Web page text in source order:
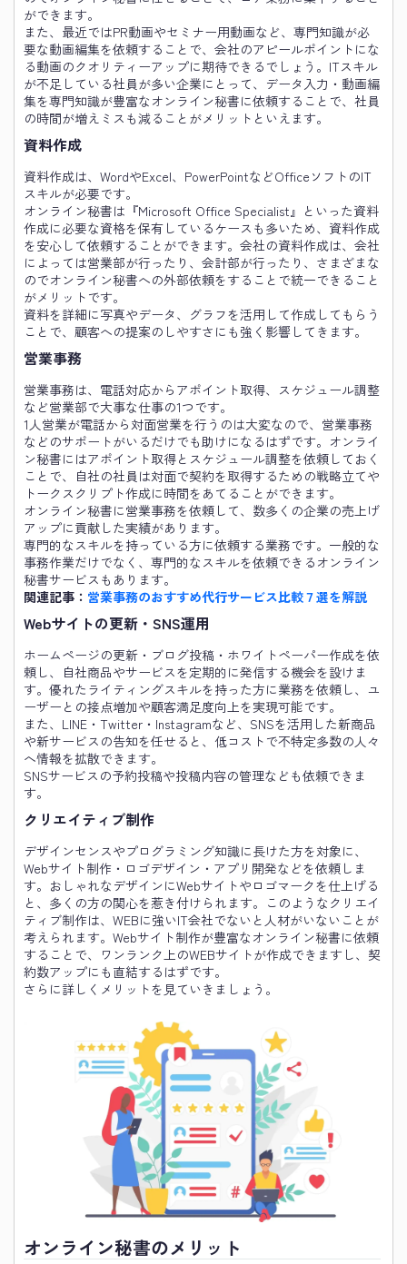
ができます。
また、最近ではPR動画やセミナー用動画など、専門知識が必
要な動画編集を依頼することで、会社のアピールポイントにな
る動画のクオリティーアップに期待できるでしょう。ITスキル
が不足している社員が多い企業にとって、データ入力・動画編
集を専門知識が豊富なオンライン秘書に依頼することで、社員
の時間が増えミスも減ることがメリットといえます。
資料作成
資料作成は、WordやExcel、PowerPointなどOfficeソフトのIT
スキルが必要です。
オンライン秘書は『Microsoft Office Specialist』といった資料
作成に必要な資格を保有しているケースも多いため、資料作成
を安心して依頼することができます。会社の資料作成は、会社
によっては営業部が行ったり、会計部が行ったり、さまざまな
のでオンライン秘書への外部依頼をすることで統一できること
がメリットです。
資料を詳細に写真やデータ、グラフを活用して作成してもらう
ことで、顧客への提案のしやすさにも強く影響してきます。
営業事務
営業事務は、電話対応からアポイント取得、スケジュール調整
など営業部で大事な仕事の1つです。
1人営業が電話から対面営業を行うのは大変なので、営業事務
などのサポートがいるだけでも助けになるはずです。オンライ
ン秘書にはアポイント取得とスケジュール調整を依頼しておく
ことで、自社の社員は対面で契約を取得するための戦略立てや
トークスクリプト作成に時間をあてることができます。
オンライン秘書に営業事務を依頼して、数多くの企業の売上げ
アップに貢献した実績があります。
専門的なスキルを持っている方に依頼する業務です。一般的な
事務作業だけでなく、専門的なスキルを依頼できるオンライン
秘書サービスもあります。
関連記事： 営業事務のおすすめ代行サービス比較７選を解説
Webサイトの更新・SNS運用
ホームページの更新・ブログ投稿・ホワイトペーパー作成を依
頼し、自社商品やサービスを定期的に発信する機会を設けま
す。優れたライティングスキルを持った方に業務を依頼し、ユ
ーザーとの接点増加や顧客満足度向上を実現可能です。
また、LINE・Twitter・Instagramなど、SNSを活用した新商品
や新サービスの告知を任せると、低コストで不特定多数の人々
へ情報を拡散できます。
SNSサービスの予約投稿や投稿内容の管理なども依頼できま
す。
クリエイティブ制作
デザインセンスやプログラミング知識に長けた方を対象に、
Webサイト制作・ロゴデザイン・アプリ開発などを依頼しま
す。おしゃれなデザインにWebサイトやロゴマークを仕上げる
と、多くの方の関心を惹き付けられます。このようなクリエイ
ティブ制作は、WEBに強いIT会社でないと人材がいないことが
考えられます。Webサイト制作が豊富なオンライン秘書に依頼
することで、ワンランク上のWEBサイトが作成できますし、契
約数アップにも直結するはずです。
さらに詳しくメリットを見ていきましょう。
オンライン秘書のメリット